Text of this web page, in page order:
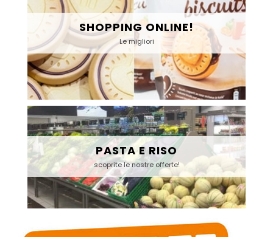
SHOPPING ONLINE!
Le migliori
PASTA E RISO
scoprite le nostre offerte!